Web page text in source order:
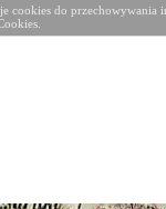
cookies do